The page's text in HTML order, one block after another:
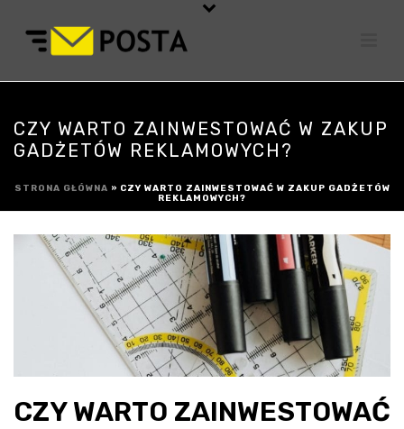
CZY WARTO ZAINWESTOWAĆ W ZAKUP
GADŻETÓW REKLAMOWYCH?
STRONA GŁÓWNA » CZY WARTO ZAINWESTOWAĆ W ZAKUP GADŻETÓW
REKLAMOWYCH?
CZY WARTO ZAINWESTOWAĆ